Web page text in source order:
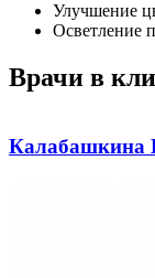
Улучшение
Осветление
Врачи в
Калабашкина